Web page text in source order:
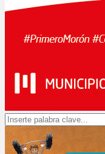
Search
for: